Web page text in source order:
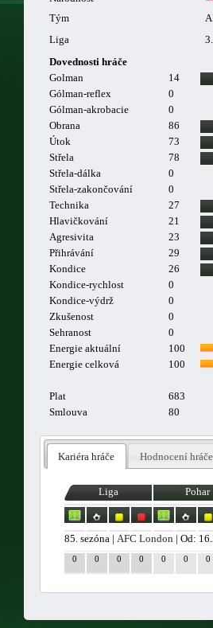
Tým
Liga
Dovednosti hráče
Golman
14
Gólman-reflex
0
Gólman-akrobacie
0
Obrana
86
Útok
73
Střela
78
Střela-dálka
0
Střela-zakončování
0
Technika
27
Hlavičkování
21
Agresivita
23
Přihrávání
29
Kondice
26
Kondice-rychlost
0
Kondice-výdrž
0
Zkušenost
0
Sehranost
0
Energie aktuální
100
Energie celková
100
Plat
683
Smlouva
80
Kariéra hráče Hodnocení hráče
Liga Pohar
85. sezóna | AFC London | Od:
0 0 0 0 0 0 0